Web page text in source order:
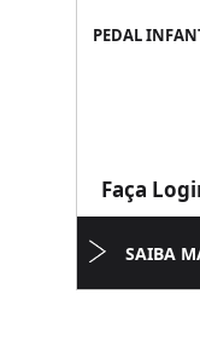
PEDAL
Faça
SAIBA